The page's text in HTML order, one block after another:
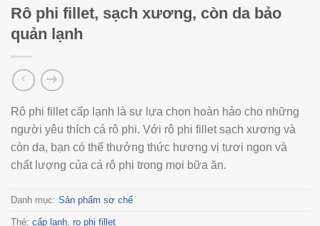
Rô phi fillet, sạch xương, còn da bảo
quản lạnh
Rô phi fillet cấp lạnh là sự lựa chọn hoàn hảo cho những
người yêu thích cá rô phi. Với rô phi fillet sạch xương và
còn da, bạn có thể thưởng thức hương vị tươi ngon và
chất lượng của cá rô phi trong mọi bữa ăn.
Danh mục: Sản phẩm sơ chế
Thẻ: cấp lạnh, ro phi fillet